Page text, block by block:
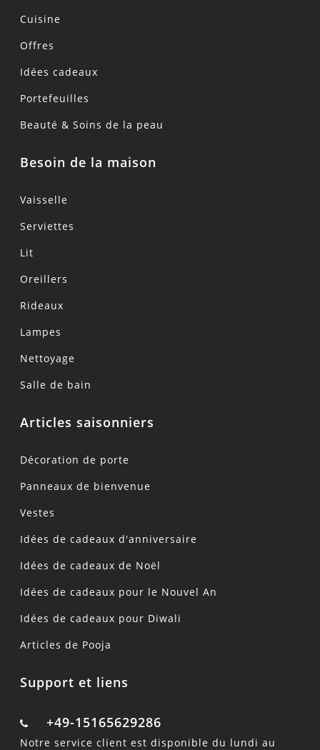
Cuisine
Offres
Idées cadeaux
Portefeuilles
Beauté & Soins de la peau
Besoin de la maison
Vaisselle
Serviettes
Lit
Oreillers
Rideaux
Lampes
Nettoyage
Salle de bain
Articles saisonniers
Décoration de porte
Panneaux de bienvenue
Vestes
Idées de cadeaux d'anniversaire
Idées de cadeaux de Noël
Idées de cadeaux pour le Nouvel An
Idées de cadeaux pour Diwali
Articles de Pooja
Support et liens
+49-15165629286
Notre service client est disponible du lundi au